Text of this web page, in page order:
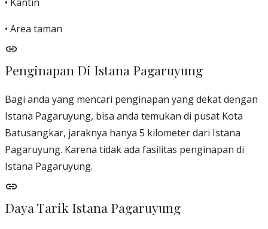
• Area taman
Penginapan Di Istana Pagaruyung
Bagi anda yang mencari penginapan yang dekat dengan
Istana Pagaruyung, bisa anda temukan di pusat Kota
Batusangkar, jaraknya hanya 5 kilometer dari Istana
Pagaruyung. Karena tidak ada fasilitas penginapan di
Istana Pagaruyung.
Daya Tarik Istana Pagaruyung